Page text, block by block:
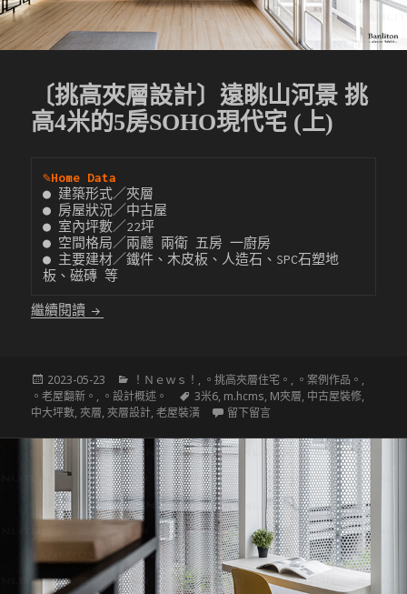
〔挑高夾層設計〕遠眺山河景 挑
高4米的5房SOHO現代宅 (上)
✎Home Data
● 建築形式／夾層
● 房屋狀況／中古屋
● 室內坪數／22坪
● 空間格局／兩廳 兩衛 五房 一廚房
● 主要建材／鐵件、木皮板、人造石、SPC石塑地
板、磁磚 等
繼續閱讀 〔挑高夾層設計〕遠眺山河景 挑高4米的5房SOHO
發
佈
於
2023-05-23
分
類
！Ｎｅｗｓ！ , 。挑高夾層住宅。 , 。案例作品。 ,
。老屋翻新。 , 。設計概述。
標
籤
3米6, m.hcms, M夾層, 中古屋裝修,
中大坪數,夾層,夾層設計,老屋裝潢 留下留言在 〔挑高夾層設計〕遠眺